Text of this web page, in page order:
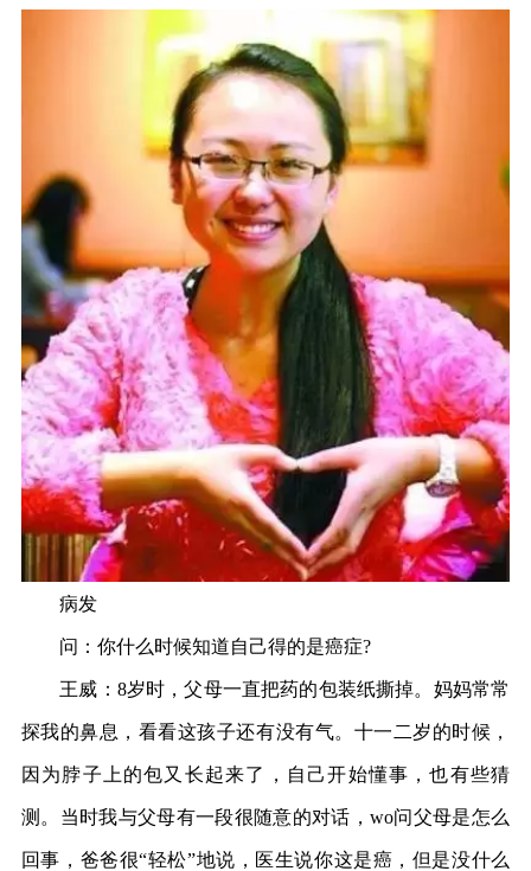
病发
问：你什么时候知道自己得的是癌症?
王威：8岁时，父母一直把药的包装纸撕掉。妈妈常常
探我的鼻息，看看这孩子还有没有气。十一二岁的时候，
因为脖子上的包又长起来了，自己开始懂事，也有些猜
测。当时我与父母有一段很随意的对话，wo问父母是怎么
回事，爸爸很“轻松”地说，医生说你这是癌，但是没什么